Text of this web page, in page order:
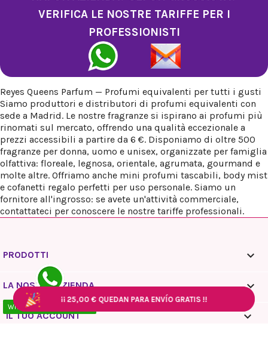
¡¡25,00 € QUEDAN PARA ENVÍO GRATIS !!
¡¡25,00 € QUEDAN PARA ENVÍO GRATIS !!
¡¡25,00 € QUEDAN PARA ENVÍO GRATIS !!
VERIFICA LE NOSTRE TARIFFE PER I
PROFESSIONISTI
Reyes Queens Parfum — Profumi equivalenti per tutti i gusti
Siamo produttori e distributori di profumi equivalenti con
sede a Madrid. Le nostre fragranze si ispirano ai profumi più
rinomati sul mercato, offrendo una qualità eccezionale a
prezzi accessibili a partire da 6 €. Disponiamo di oltre 500
fragranze per donna, uomo e unisex, organizzate per famiglia
olfattiva: floreale, legnosa, orientale, agrumata, gourmand e
molte altre. Offriamo anche mini profumi tascabili, body mist
e cofanetti regalo perfetti per uso personale. Siamo un
fornitore all'ingrosso: se avete un'attività commerciale,
contattateci per conoscere le nostre tariffe professionali.
PRODOTTI 
LA NOSTRA AZIENDA 
IL TUO ACCOUNT 
WhatsApp - 10:00 / 18:00
¡¡25,00 € QUEDAN PARA ENVÍO GRATIS !!
¡¡25,00 € QUEDAN PARA ENVÍO GRATIS !!